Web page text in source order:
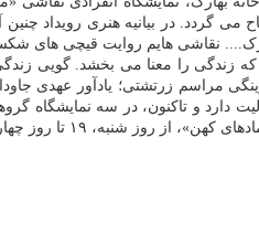
می گردد. در بیانیه هنری
نقاشی هایم روایت قیچی های شکسته
زندگی را معنا می بخشد. گویی
مراسم زرتشتی؛ یادآور عهدی
دارد و تاکنون، در سه
۲۳ مهر، از ۱۷ الی ۲۰ پذیرای هنردوستان است.